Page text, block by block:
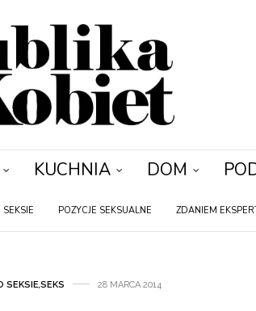
KUCHNIA DOM
POZYCJE SEKSUALNE ZDANIEM
SEKSIE,SEKS 28 MARCA 2014